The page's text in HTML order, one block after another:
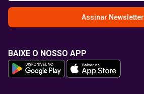
Assinar Newsletter
BAIXE O NOSSO APP